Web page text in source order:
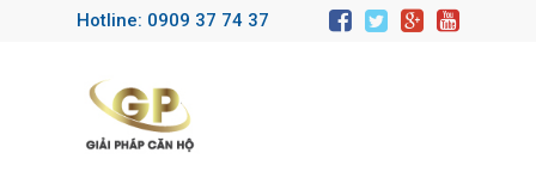
Hotline: 0909 37 74 37